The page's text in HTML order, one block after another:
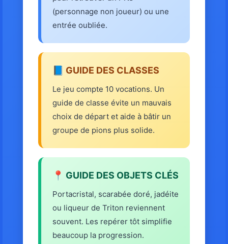
(personnage non joueur) ou une
entrée oubliée.
📘 GUIDE DES CLASSES
Le jeu compte 10 vocations. Un
guide de classe évite un mauvais
choix de départ et aide à bâtir un
groupe de pions plus solide.
📍 GUIDE DES OBJETS CLÉS
Portacristal, scarabée doré, jadéite
ou liqueur de Triton reviennent
souvent. Les repérer tôt simplifie
beaucoup la progression.